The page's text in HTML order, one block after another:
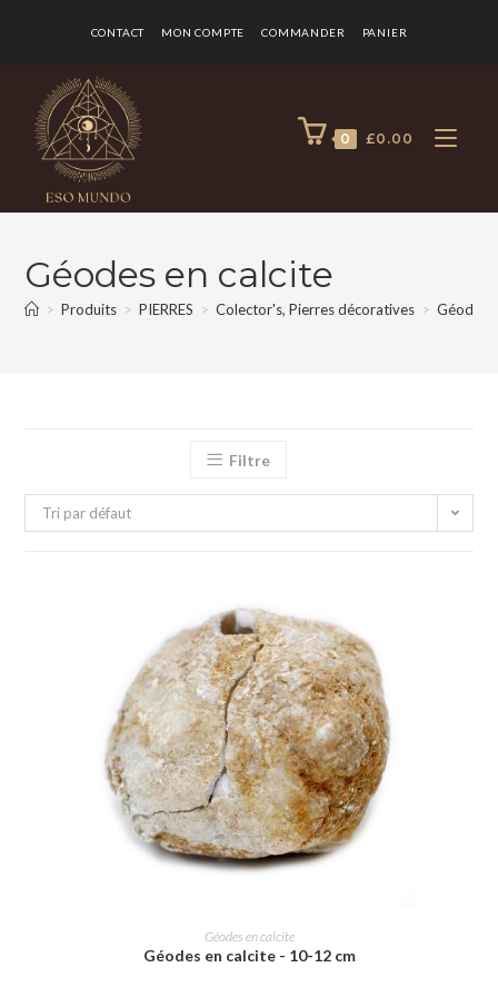
CONTACT MON COMPTE COMMANDER PANIER
0 £0.00
Géodes en calcite
> Produits > PIERRES > Colector's, Pierres décoratives > Géodes
Filtre
Tri par défaut
AJOUTER AU PANIER
Géodes en calcite
Géodes en calcite - 10-12 cm